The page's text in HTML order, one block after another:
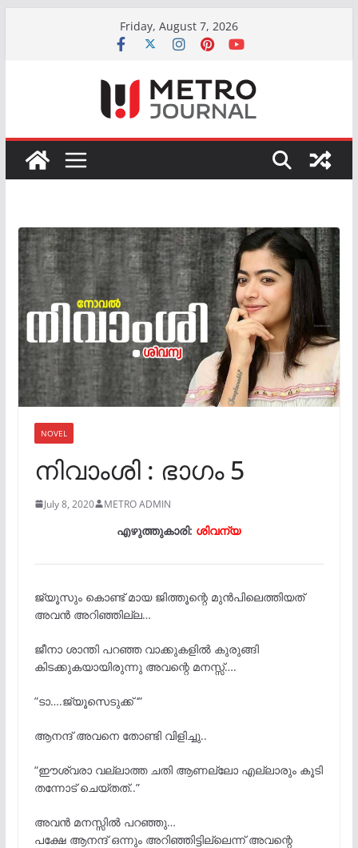
Friday, August 7, 2026
NOVEL
നിവാംശി : ഭാഗം 5
July 8, 2020 METRO ADMIN
എഴുത്തുകാരി: ശിവന്യ
ജ്യൂസും കൊണ്ട് മായ ജിത്തൂന്റെ മുൻപിലെത്തിയത്
അവൻ അറിഞ്ഞില്ല…
ജീനാ ശാന്തി പറഞ്ഞ വാക്കുകളിൽ കുരുങ്ങി
കിടക്കുകയായിരുന്നു അവന്റെ മനസ്സ്….
”ടാ….ജ്യൂസെടുക്ക് ‘”
ആനന്ദ് അവനെ തോണ്ടി വിളിച്ചു..
“ഈശ്വരാ വല്ലാത്ത ചതി ആണല്ലോ എല്ലാരും കൂടി
തന്നോട് ചെയ്തത്..”
അവൻ മനസ്സിൽ പറഞ്ഞു…
പക്ഷേ ആനന്ദ് ഒന്നും അറിഞ്ഞിട്ടില്ലെന്ന് അവന്റെ